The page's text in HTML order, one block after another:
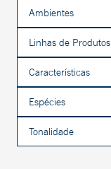
Ambientes
Linhas de Produtos
Características
Espécies
Tonalidade